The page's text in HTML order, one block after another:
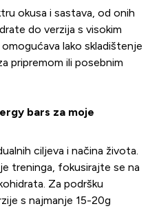
okusa i sastava, od onih
do verzija s visokim
lako skladištenje
pripremom ili posebnim
bars za moje
ciljeva i načina života.
treninga, fokusirajte se na
Za podršku
s najmanje 15-20g